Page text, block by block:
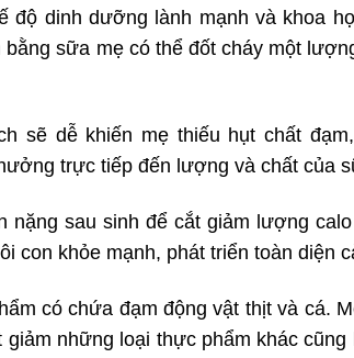
độ dinh dưỡng lành mạnh và khoa
sữa mẹ có thể đốt cháy một
sẽ dễ khiến mẹ thiếu hụt chất
trực tiếp đến lượng và chất của
nặng sau sinh để cắt giảm lượng
con khỏe mạnh, phát triển toàn diện
có chứa đạm động vật thịt và cá.
những loại thực phẩm khác